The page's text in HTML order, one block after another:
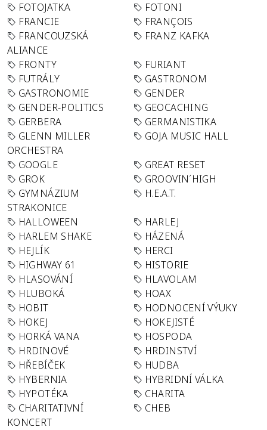
FOTOJATKA
FOTONI
FRANCIE
FRANÇOIS
FRANCOUZSKÁ
ALIANCE
FRANZ KAFKA
FRONTY
FURIANT
FUTRÁLY
GASTRONOM
GASTRONOMIE
GENDER
GENDER-POLITICS
GEOCACHING
GERBERA
GERMANISTIKA
GLENN MILLER
ORCHESTRA
GOJA MUSIC HALL
GOOGLE
GREAT RESET
GROK
GROOVIN´HIGH
GYMNÁZIUM
STRAKONICE
H.E.A.T.
HALLOWEEN
HARLEJ
HARLEM SHAKE
HÁZENÁ
HEJLÍK
HERCI
HIGHWAY 61
HISTORIE
HLASOVÁNÍ
HLAVOLAM
HLUBOKÁ
HOAX
HOBIT
HODNOCENÍ VÝUKY
HOKEJ
HOKEJISTÉ
HORKÁ VANA
HOSPODA
HRDINOVÉ
HRDINSTVÍ
HŘEBÍČEK
HUDBA
HYBERNIA
HYBRIDNÍ VÁLKA
HYPOTÉKA
CHARITA
CHARITATIVNÍ
KONCERT
CHEB